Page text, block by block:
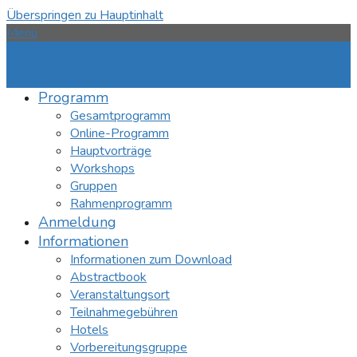
Überspringen zu Hauptinhalt
Menü
Programm
Gesamtprogramm
Online-Programm
Hauptvorträge
Workshops
Gruppen
Rahmenprogramm
Anmeldung
Informationen
Informationen zum Download
Abstractbook
Veranstaltungsort
Teilnahmegebühren
Hotels
Vorbereitungsgruppe